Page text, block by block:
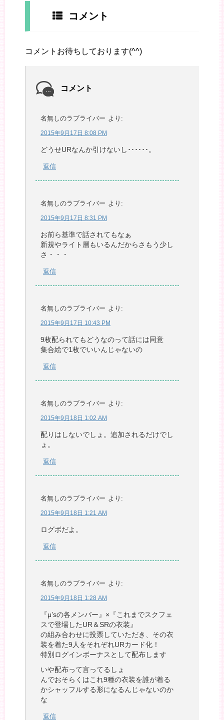
コメント
コメントお待ちしております(^^)
コメント
名無しのラブライバー より:
2015年9月17日 8:08 PM
どうせURなんか引けないし･･････。
返信
名無しのラブライバー より:
2015年9月17日 8:31 PM
お前ら基準で話されてもなぁ
新規やライト層もいるんだからさもう少し
さ・・・
返信
名無しのラブライバー より:
2015年9月17日 10:43 PM
9枚配られてもどうなのって話には同意
集合絵で1枚でいいんじゃないの
返信
名無しのラブライバー より:
2015年9月18日 1:02 AM
配りはしないでしょ。追加されるだけでし
ょ。
返信
名無しのラブライバー より:
2015年9月18日 1:21 AM
ログボだよ。
返信
名無しのラブライバー より:
2015年9月18日 1:28 AM
『μ’sの各メンバー』×『これまでスクフェ
スで登場したUR＆SRの衣装』
の組み合わせに投票していただき、その衣
装を着た9人をそれぞれURカード化！
特別ログインボーナスとして配布します
いや配布って言ってるしょ
んでおそらくはこれ9種の衣装を誰が着る
かシャッフルする形になるんじゃないのか
な
返信